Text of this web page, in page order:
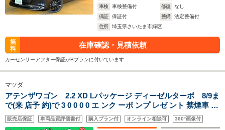
車検 車検整備付 修復
なし
保証
保証付 整備
法定整備付
住所
埼玉県さいたま市緑区
無
料
在庫確認・見積依頼
カーセンサーアフター保証がBプランに付いています
マツダ
アテンザワゴン 2.2 XD Lパッケージ ディーゼルターボ 8/9ま
で(来 店予 約)で 3 0 0 0 0 エ ンク ーポ ンプ レゼ ント 禁煙車 衝
突軽減ブレーキ レザーシート シートヒーター パワーシート 純
正19インチAW レーンキープ Bluetooth ETC ブラインドスポッ
販売店保証 車両品質評価書付 購入プラン付 オンライン相談可 360°画像付